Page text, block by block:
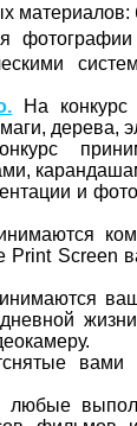
материалов:
На
дерева,
и
Screen
вами
любые